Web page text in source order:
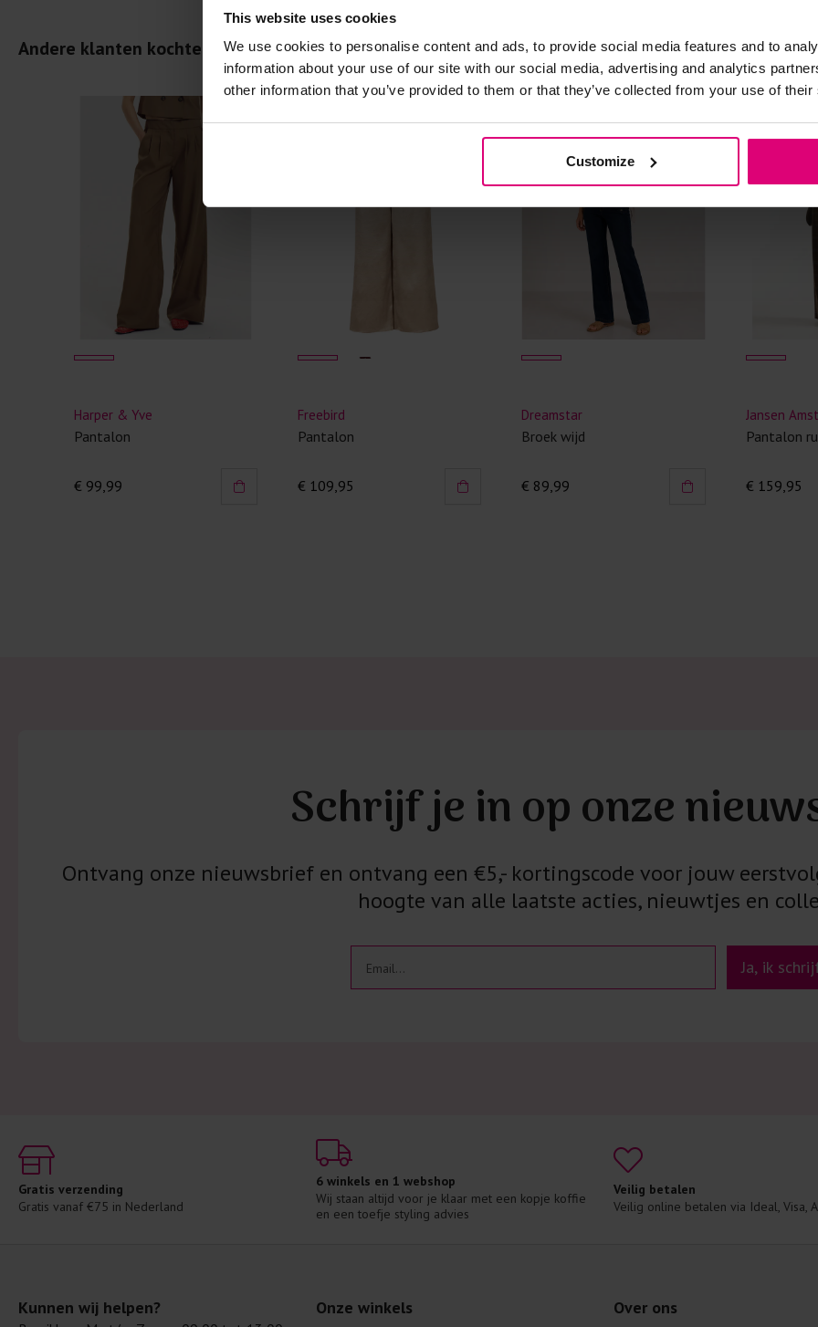
This website uses cookies
We use cookies to personalise content and ads, to provide social media features and to
information about your use of our site with our social media, advertising and analytics
other information that you’ve provided to them or that they’ve collected from your use of
Customize
kledingstuk
Strijkijzer/
van het
niet
Twijfels?
Andere klanten kochten dit ook
Dreamstar
Broek wijd
€ 89,99
Jansen Amsterdam
Pantalon ruit
€ 159,95
Label Dot
Pantalon
€ 129,95
Object
Slim pant noos
€ 39,99
Schrijf je in op onze
Ontvang onze nieuwsbrief en ontvang een €5,- kortingscode voor jouw
hoogte van alle laatste acties, nieuwtjes en
Ja, ik
Gratis verzending
Gratis vanaf €75 in Nederland
6 winkels en 1 webshop
Wij staan altijd voor je klaar met een kopje koffie
en een toefje styling advies
Veilig betalen
Veilig online betalen via Ideal, Visa,
Kunnen wij helpen? Onze winkels Over ons